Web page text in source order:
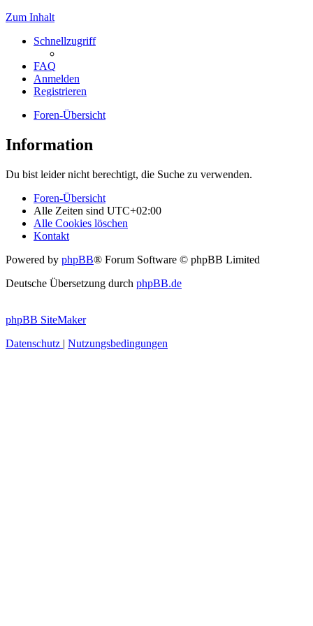
Zum Inhalt
Schnellzugriff
FAQ
Anmelden
Registrieren
Foren-Übersicht
Information
Du bist leider nicht berechtigt, die Suche zu verwenden.
Foren-Übersicht
Alle Zeiten sind UTC+02:00
Alle Cookies löschen
Kontakt
Powered by phpBB® Forum Software © phpBB Limited
Deutsche Übersetzung durch phpBB.de
phpBB SiteMaker
Datenschutz | Nutzungsbedingungen